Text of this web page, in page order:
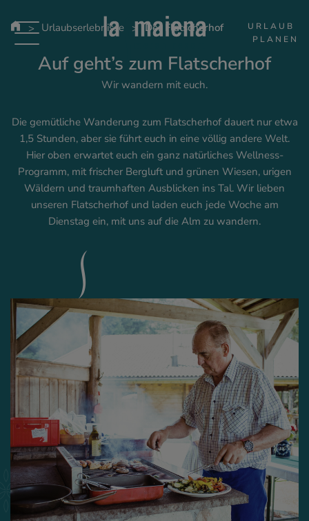
URLAUB
PLANEN
Urlaubserlebnisse Der Flatscherhof
Auf geht’s zum Flatscherhof
Wir wandern mit euch.
Die gemütliche Wanderung zum Flatscherhof dauert nur etwa
1,5 Stunden, aber sie führt euch in eine völlig andere Welt.
Hier oben erwartet euch ein ganz natürliches Wellness-
Programm, mit frischer Bergluft und grünen Wiesen, urigen
Wäldern und traumhaften Ausblicken ins Tal. Wir lieben
unseren Flatscherhof und laden euch jede Woche am
Dienstag ein, mit uns auf die Alm zu wandern.